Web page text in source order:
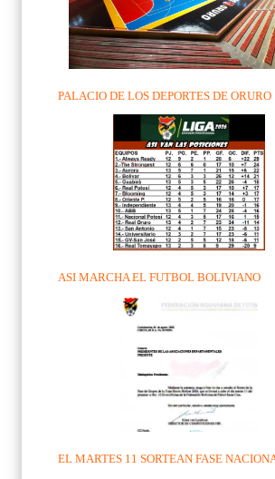
PALACIO DE LOS DEPORTES DE ORURO
ASI MARCHA EL FUTBOL BOLIVIANO
EL MARTES 11 SORTEAN FASE